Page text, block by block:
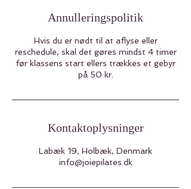
Annulleringspolitik
Hvis du er nødt til at aflyse eller
reschedule, skal det gøres mindst 4 timer
før klassens start ellers trækkes et gebyr
på 50 kr.
Kontaktoplysninger
Labæk 19, Holbæk, Denmark
info@joiepilates.dk